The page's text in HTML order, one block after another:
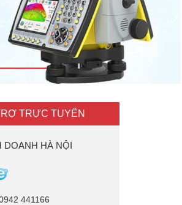
TRỰC TUYẾN
DOANH HÀ NỘI
441166